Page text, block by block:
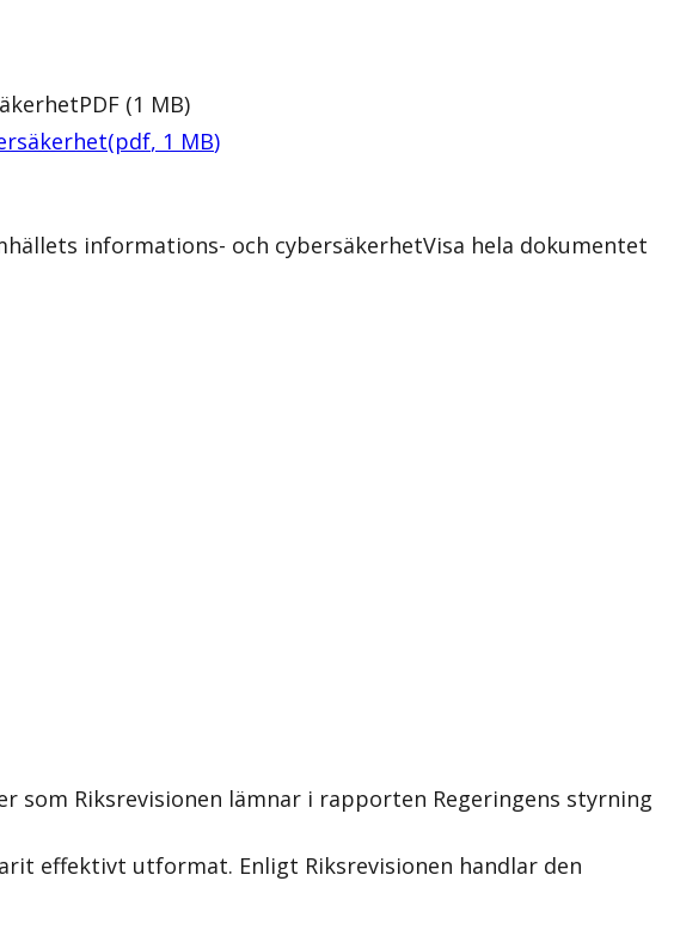
PDF (1 MB)
(pdf, 1 MB)
informations- och cybersäkerhetVisa hela dokumentet
som Riksrevisionen lämnar i rapporten Regeringens styrning
effektivt utformat. Enligt Riksrevisionen handlar den